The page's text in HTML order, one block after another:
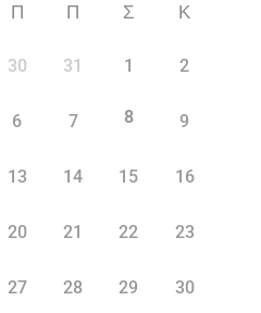
Π Π Σ Κ
30 31 1 2
6 7 8 9
13 14 15 16
20 21 22 23
27 28 29 30